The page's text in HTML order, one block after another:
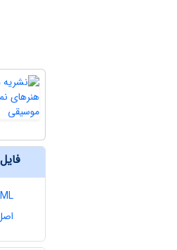
XML